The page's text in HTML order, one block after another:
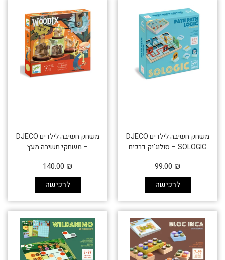
משחק חשיבה לילדים DJECO
SOLOGIC – סולוג'יק דרכים
לרכישה
99.00 ₪
משחק חשיבה לילדים DJECO
– משחקי חשיבה מעץ
לרכישה
140.00 ₪